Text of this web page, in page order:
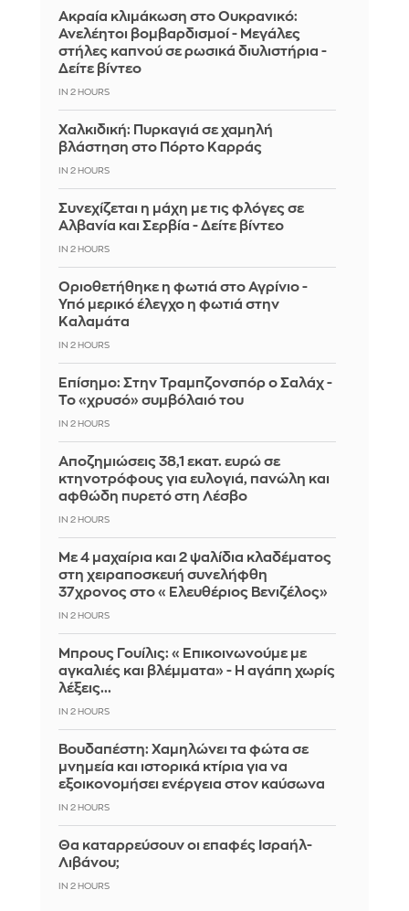
Ακραία κλιμάκωση στο Ουκρανικό:
Ανελέητοι βομβαρδισμοί - Μεγάλες
στήλες καπνού σε ρωσικά διυλιστήρια -
Δείτε βίντεο
IN 2 HOURS
Χαλκιδική: Πυρκαγιά σε χαμηλή
βλάστηση στο Πόρτο Καρράς
IN 2 HOURS
Συνεχίζεται η μάχη με τις φλόγες σε
Αλβανία και Σερβία - Δείτε βίντεο
IN 2 HOURS
Οριοθετήθηκε η φωτιά στο Αγρίνιο -
Υπό μερικό έλεγχο η φωτιά στην
Καλαμάτα
IN 2 HOURS
Επίσημο: Στην Τραμπζονσπόρ ο Σαλάχ -
Το «χρυσό» συμβόλαιό του
IN 2 HOURS
Αποζημιώσεις 38,1 εκατ. ευρώ σε
κτηνοτρόφους για ευλογιά, πανώλη και
αφθώδη πυρετό στη Λέσβο
IN 2 HOURS
Με 4 μαχαίρια και 2 ψαλίδια κλαδέματος
στη χειραποσκευή συνελήφθη
37χρονος στο «Ελευθέριος Βενιζέλος»
IN 2 HOURS
Μπρους Γουίλις: «Επικοινωνούμε με
αγκαλιές και βλέμματα» - Η αγάπη χωρίς
λέξεις...
IN 2 HOURS
Βουδαπέστη: Χαμηλώνει τα φώτα σε
μνημεία και ιστορικά κτίρια για να
εξοικονομήσει ενέργεια στον καύσωνα
IN 2 HOURS
Θα καταρρεύσουν οι επαφές Ισραήλ-
Λιβάνου;
IN 2 HOURS